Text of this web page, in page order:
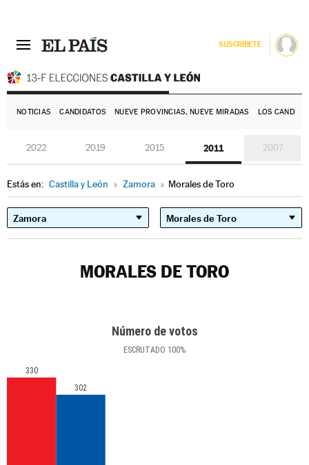
SUSCRÍBETE
NOTICIAS CANDIDATOS NUEVE PROVINCIAS, NUEVE MIRADAS LOS
2022 2019 2015 2011 2007
Estás en: Castilla y León » Zamora » Morales de Toro
MORALES DE TORO
Número de votos
ESCRUTADO 100%
330
302